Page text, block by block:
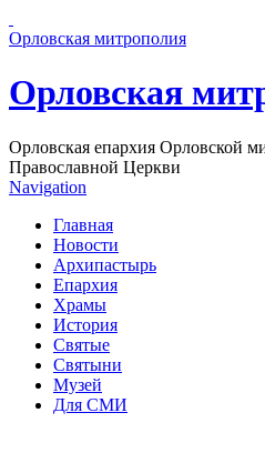
Орловская митрополия
Орловская
Орловская епархия Орловской
Православной Церкви
Navigation
Главная
Новости
Архипастырь
Епархия
Храмы
История
Святые
Святыни
Музей
Для СМИ